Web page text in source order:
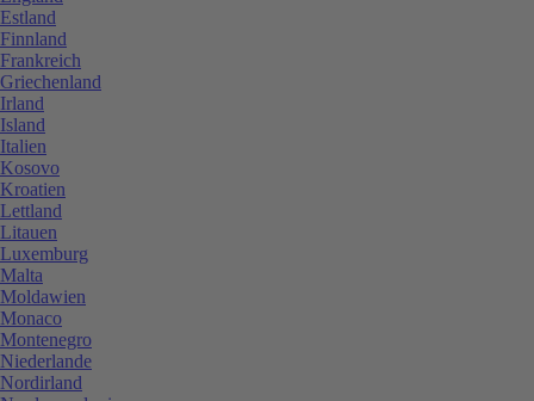
Estland
Finnland
Frankreich
Griechenland
Irland
Island
Italien
Kosovo
Kroatien
Lettland
Litauen
Luxemburg
Malta
Moldawien
Monaco
Montenegro
Niederlande
Nordirland